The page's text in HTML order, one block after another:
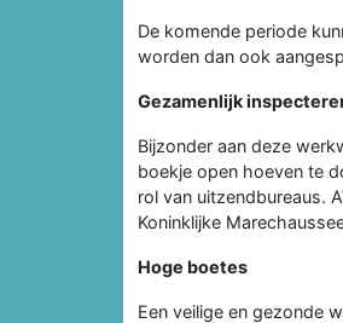
De komende periode
worden dan ook
Gezamenlijk
Bijzonder aan deze
boekje open hoeven te
rol van uitzendbureaus.
Koninklijke
Hoge boetes
Een veilige en gezonde